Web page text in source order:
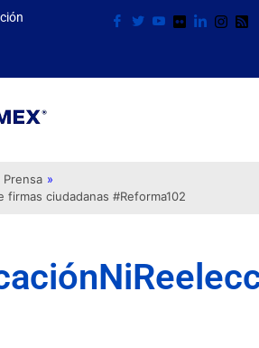
Prensa »
firmas ciudadanas #Reforma102